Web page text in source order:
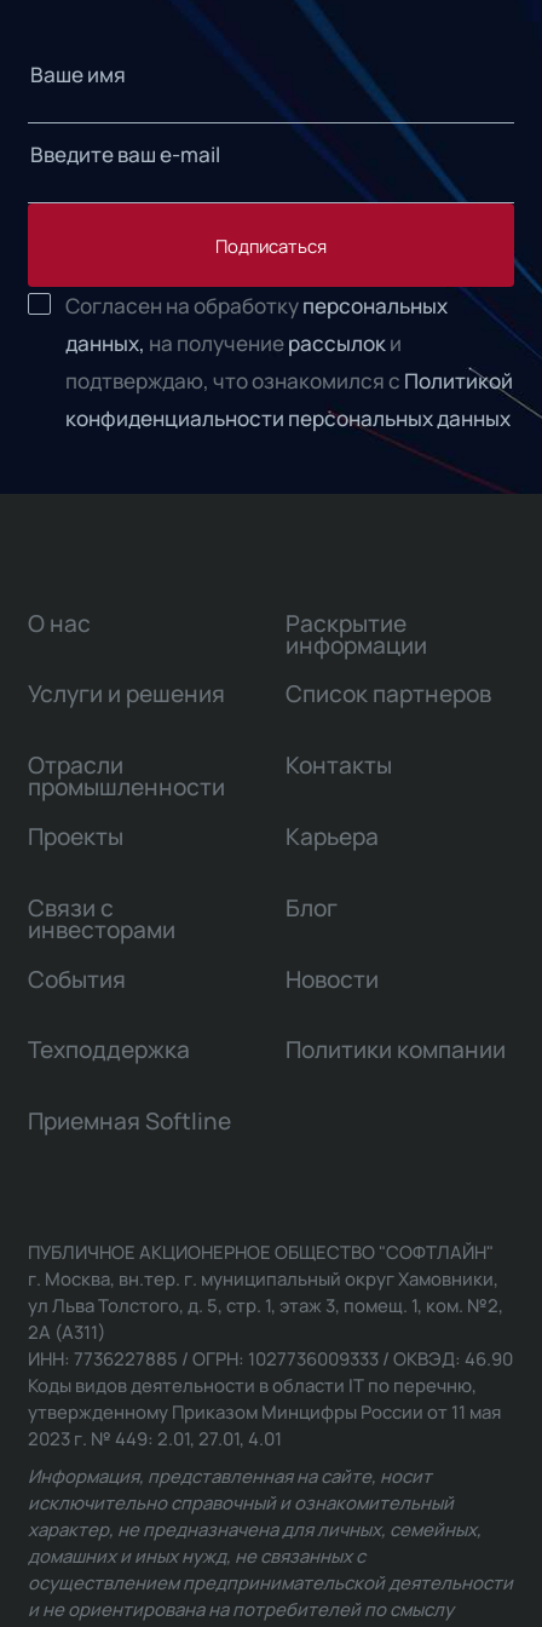
Подписаться
Согласен на обработкуперсональных
данных, на получениерассылоки
подтверждаю, что ознакомился с Политикой
конфиденциальности персональных данных
О нас
Услуги и решения
Отрасли
промышленности
Проекты
Связи с
инвесторами
Раскрытие
информации
Список партнеров
Контакты
Карьера
Блог
События Новости
Техподдержка Политики компании
Приемная Softline
ПУБЛИЧНОЕ АКЦИОНЕРНОЕ ОБЩЕСТВО "СОФТЛАЙН"
г. Москва, вн.тер. г. муниципальный округ Хамовники,
ул Льва Толстого, д. 5, стр. 1, этаж 3, помещ. 1, ком. №2,
2А (А311)
ИНН: 7736227885 / ОГРН: 1027736009333 / ОКВЭД: 46.90
Коды видов деятельности в области IT по перечню,
утвержденному Приказом Минцифры России от 11 мая
2023 г. № 449: 2.01, 27.01, 4.01
Информация, представленная на сайте, носит
исключительно справочный и ознакомительный
характер, не предназначена для личных, семейных,
домашних и иных нужд, не связанных с
осуществлением предпринимательской деятельности
и не ориентирована на потребителей по смыслу